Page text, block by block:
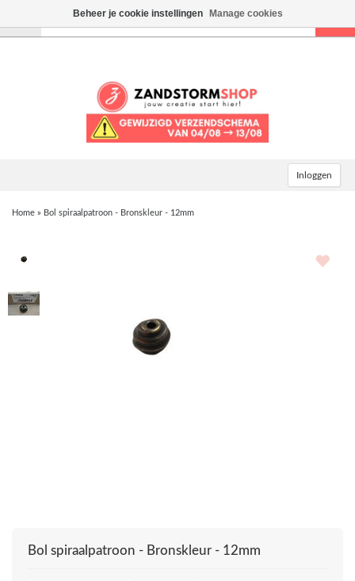
Inloggen
Home » Bol spiraalpatroon - Bronskleur - 12mm
Bol spiraalpatroon - Bronskleur - 12mm
Beheer je cookie instellingen Manage cookies